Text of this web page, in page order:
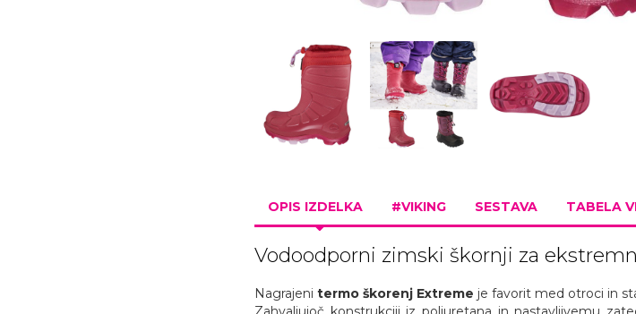
OPIS IZDELKA #VIKING SESTAVA TABELA
Vodoodporni zimski škornji za
Nagrajeni termo škorenj Extreme je favorit med otroci in